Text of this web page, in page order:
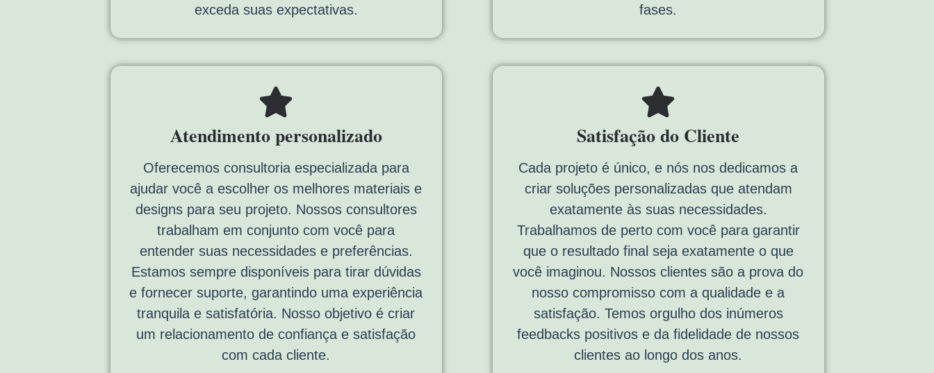
exceda suas expectativas.
fases.
Atendimento personalizado
Oferecemos consultoria especializada para
ajudar você a escolher os melhores materiais e
designs para seu projeto. Nossos consultores
trabalham em conjunto com você para
entender suas necessidades e preferências.
Estamos sempre disponíveis para tirar dúvidas
e fornecer suporte, garantindo uma experiência
tranquila e satisfatória. Nosso objetivo é criar
um relacionamento de confiança e satisfação
com cada cliente.
Satisfação do Cliente
Cada projeto é único, e nós nos dedicamos a
criar soluções personalizadas que atendam
exatamente às suas necessidades.
Trabalhamos de perto com você para garantir
que o resultado final seja exatamente o que
você imaginou. Nossos clientes são a prova do
nosso compromisso com a qualidade e a
satisfação. Temos orgulho dos inúmeros
feedbacks positivos e da fidelidade de nossos
clientes ao longo dos anos.